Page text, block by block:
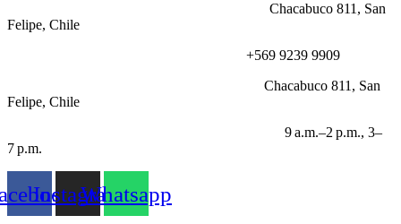
Chacabuco 811, San
Felipe, Chile
+569 9239 9909
Chacabuco 811, San
Felipe, Chile
9 a.m.–2 p.m., 3–
7 p.m.
InstagramWhatsapp